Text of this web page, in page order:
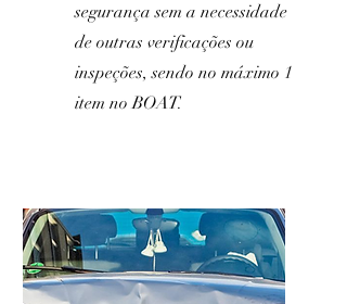
segurança sem a necessidade
de outras verificações ou
inspeções, sendo no máximo 1
item no BOAT.